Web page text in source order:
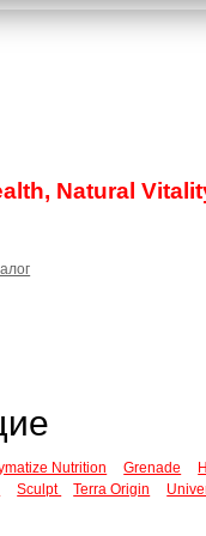
Natural
Nutrition Grenade
Sculpt Terra Origin